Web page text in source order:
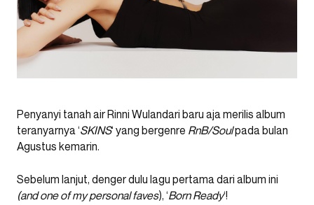
Penyanyi tanah air Rinni Wulandari baru aja merilis album
teranyarnya ‘SKINS‘ yang bergenre RnB/Soulpada bulan
Agustus kemarin.
Sebelum lanjut, denger dulu lagu pertama dari album ini
(and one of my personal faves), ‘Born Ready‘!